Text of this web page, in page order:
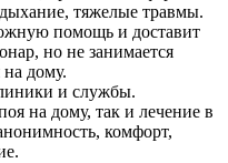
тяжелые травмы.
помощь и доставит
но не занимается
дому.
и службы.
на дому, так и лечение в
комфорт,